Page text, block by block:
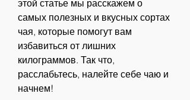
этой статье мы расскажем о
самых полезных и вкусных сортах
чая, которые помогут вам
избавиться от лишних
килограммов. Так что,
расслабьтесь, налейте себе чаю и
начнем!